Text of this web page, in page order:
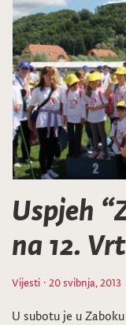
Uspjeh
na 12.
Vijesti · 20 svibnja, 2013
U subotu je u